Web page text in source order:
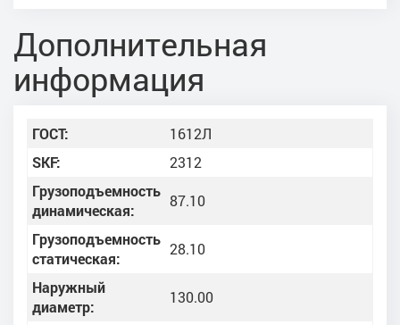
Дополнительная
информация
ГОСТ:
1612Л
SKF:
2312
Грузоподъемность
динамическая:
87.10
Грузоподъемность
статическая:
28.10
Наружный
диаметр:
130.00